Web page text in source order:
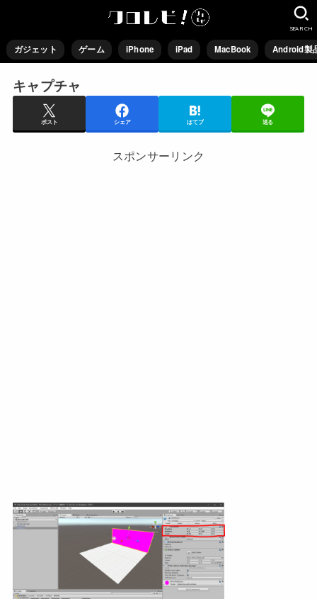
ガジェット ゲーム iPhone iPad MacBook Android製
SEARCH
キャプチャ
ポスト シェア はてブ 送る
スポンサーリンク